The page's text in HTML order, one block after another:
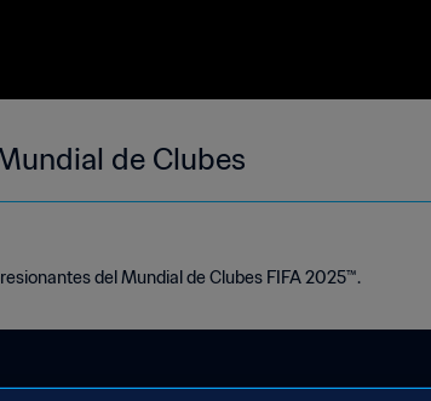
de Clubes
del Mundial de Clubes FIFA 2025™.